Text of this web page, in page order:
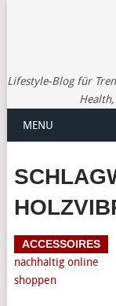
Lifestyle-Blog für
MENU
ACCESSOIRES